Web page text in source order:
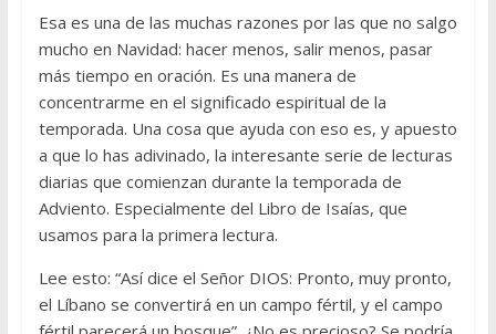
Esa es una de las muchas razones por las que no salgo
mucho en Navidad: hacer menos, salir menos, pasar
más tiempo en oración. Es una manera de
concentrarme en el significado espiritual de la
temporada. Una cosa que ayuda con eso es, y apuesto
a que lo has adivinado, la interesante serie de lecturas
diarias que comienzan durante la temporada de
Adviento. Especialmente del Libro de Isaías, que
usamos para la primera lectura.
Lee esto: “Así dice el Señor DIOS: Pronto, muy pronto,
el Líbano se convertirá en un campo fértil, y el campo